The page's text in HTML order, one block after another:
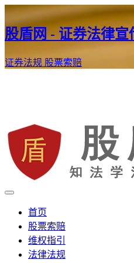
股盾网 - 证券法律
证券法规 股票索赔
股盾网
证券股票维权网
首页
股票索赔
维权指引
法律法规